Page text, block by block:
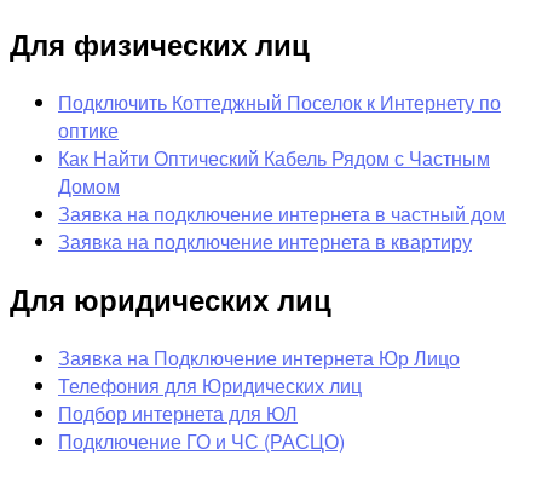
Для физических лиц
Подключить Коттеджный Поселок к Интернету по
оптике
Как Найти Оптический Кабель Рядом с Частным
Домом
Заявка на подключение интернета в частный дом
Заявка на подключение интернета в квартиру
Для юридических лиц
Заявка на Подключение интернета Юр Лицо
Телефония для Юридических лиц
Подбор интернета для ЮЛ
Подключение ГО и ЧС (РАСЦО)